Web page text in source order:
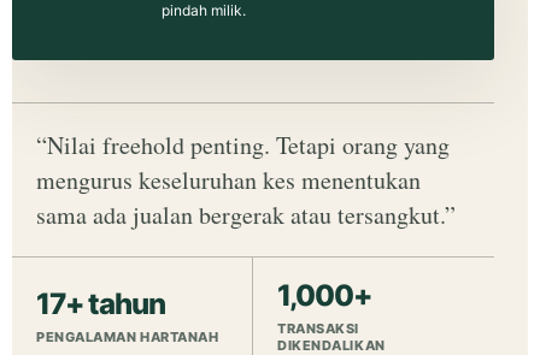
pindah milik.
“Nilai freehold penting. Tetapi orang yang
mengurus keseluruhan kes menentukan
sama ada jualan bergerak atau tersangkut.”
17+ tahun
PENGALAMAN HARTANAH
1,000+
TRANSAKSI
DIKENDALIKAN